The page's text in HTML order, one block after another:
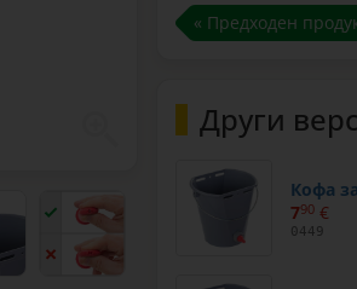
« Предходен
Други
Кофа
790 €
0449